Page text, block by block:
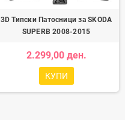
3D Типски Патосници за SKODA
SUPERB 2008-2015
2.299,00 ден.
КУПИ